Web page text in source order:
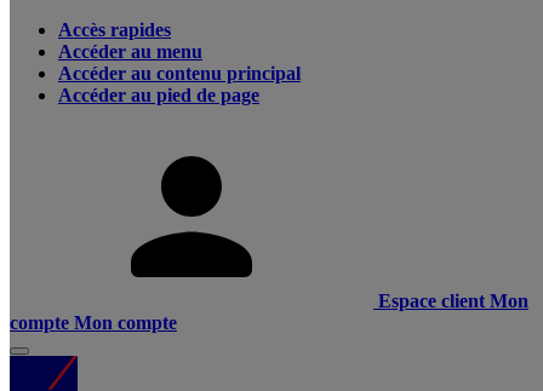
Accès rapides
Accéder au menu
Accéder au contenu principal
Accéder au pied de page
Espace client Mon
compte Mon compte